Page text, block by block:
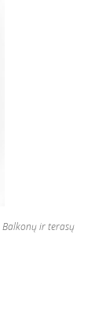
Balkonų ir terasų